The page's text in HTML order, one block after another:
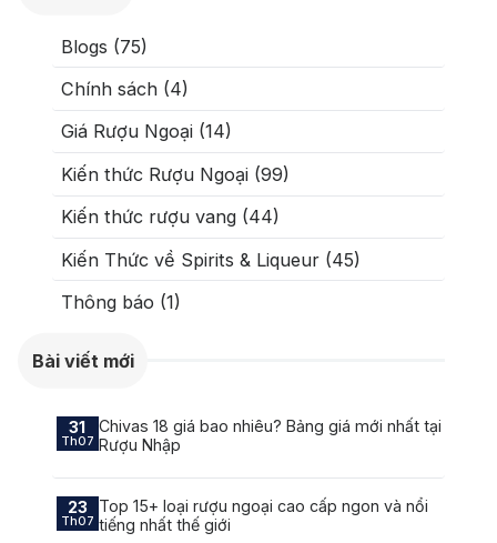
Blogs (75)
Chính sách (4)
Giá Rượu Ngoại (14)
Kiến thức Rượu Ngoại (99)
Kiến thức rượu vang (44)
Kiến Thức về Spirits & Liqueur (45)
Thông báo (1)
Bài viết mới
31
Th07
Chivas 18 giá bao nhiêu? Bảng giá mới nhất tại
Rượu Nhập
23
Th07
Top 15+ loại rượu ngoại cao cấp ngon và nổi
tiếng nhất thế giới